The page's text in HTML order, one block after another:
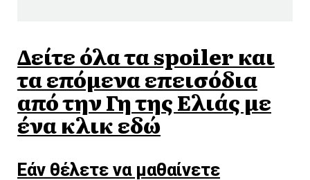
Δείτε όλα τα spoiler και
τα επόμενα επεισόδια
από την Γη της Ελιάς με
ένα κλικ εδώ
Εάν θέλετε να μαθαίνετε